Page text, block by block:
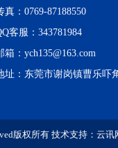
真：0769-87188550
客服：343781984
箱： ych135@163.com
址：东莞市谢岗镇曹乐吓
版权所有 技术支持： 云讯